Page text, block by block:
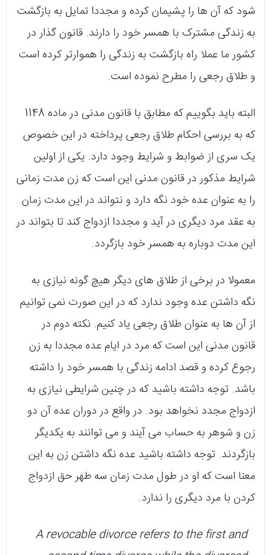
شود که آن ها را پشیمان کرده و مجددا تمایل به بازگشت
به زندگی مشترک با همسر خود را دارند. قانون گذار در
کشور ما عملا راه بازگشت به زندگی را هموارتر کرده است
و طلاق رجعی را مطرح نموده است.
البته باید بگوییم که مطابق با قانون مدنی در ماده‌ 1148
که به بررسی احکام طلاق رجعی پرداخته در این خصوص
یک سری از ضوابط و شرایط وجود دارد. یکی از اولین
شرایط مذکور در قانون مدنی این است که زن مدت زمانی
را به عنوان عده‌ خود نگه دارد و نتواند در این مدت زمان
به عقد مرد دیگری در آید و مجددا ازدواج کند تا بتواند در
این مدت دوباره به همسر خود بازگردد.
معمولا در برخی از طلاق های دیگر هیچ گونه نیازی به
نگه داشتن عده وجود ندارد که در این صورت نمی‌ توانیم
از آن ها به عنوان طلاق رجعی یاد کنیم. نکته‌ دوم در
قانون مدنی این است که مرد در ایام عده مجددا به زن
رجوع کرده و قصد ادامه‌ زندگی با همسر خود را داشته
باشد. توجه داشته باشید که در چنین شرایطی نیازی به
ازدواج مجدد نخواهد بود. در واقع در دوران عده آن دو
زن و شوهر به حساب می‌ آیند و می‌ توانند به یکدیگر
بازگردند. توجه داشته باشید عده نگه داشتن زن به این
معنا است که او در طول مدت زمان سه طهر حق ازدواج
کردن با مرد دیگری را ندارد.
A revocable divorce refers to the first and